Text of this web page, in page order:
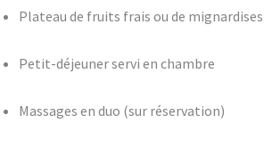
Plateau de fruits frais ou de mignardises
Petit-déjeuner servi en chambre
Massages en duo (sur réservation)